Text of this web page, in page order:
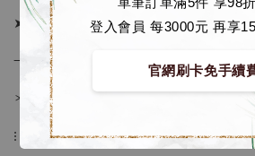
登入會員 每3000元 再享
官網刷卡免手續
【店內現貨】海賊王 系列蒐
摩 [7STARS Studio]
➤ 價格 4280元 (訂金2180)
→ 國際運費到台後通知
＊運費合理 請安心選購
⁝